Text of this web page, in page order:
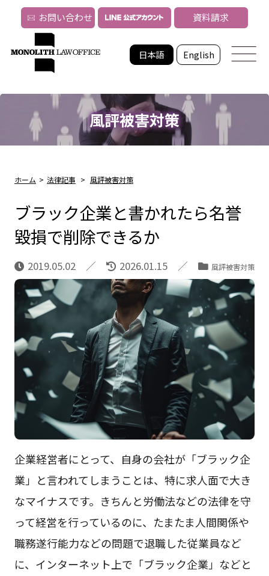
日本語 English
お問い合わせ 資料請求
風評被害対策
ホーム > 法律記事 > 風評被害対策
ブラック企業と書かれたら名誉
毀損で削除できるか
2019.05.02 2026.01.15 風評被害対策
企業経営者にとって、自身の会社が「ブラック企
業」と言われてしまうことは、特に求人面で大き
なマイナスです。きちんと労働法などの法律を守
って経営を行っているのに、たまたま人間関係や
職務遂行能力などの問題で退職した従業員など
に、インターネット上で「ブラック企業」などと